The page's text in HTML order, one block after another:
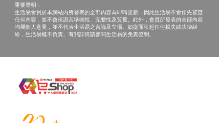
重要聲明：
生活易會員於本網站內所發表的全部內容為即時更新，因此生活易不會預先審查
任何內容，並不會保證其準確性、完整性及質量。此外，會員所發表的全部內容
均屬個人意見，並不代表生活易之言論及立場。如從而引起任何損失或法律糾
紛，生活易概不負責。有關詳情請參閱生活易的免責聲明。